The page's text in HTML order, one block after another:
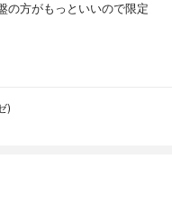
の方がもっといいので限定
)